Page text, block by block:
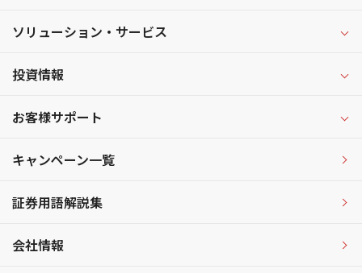
ソリューション・サービス
投資情報
お客様サポート
キャンペーン一覧
証券用語解説集
会社情報